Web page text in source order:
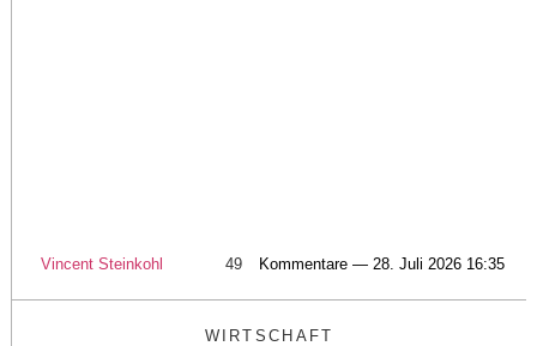
Vincent Steinkohl 49 Kommentare — 28. Juli 2026 16:35
WIRTSCHAFT